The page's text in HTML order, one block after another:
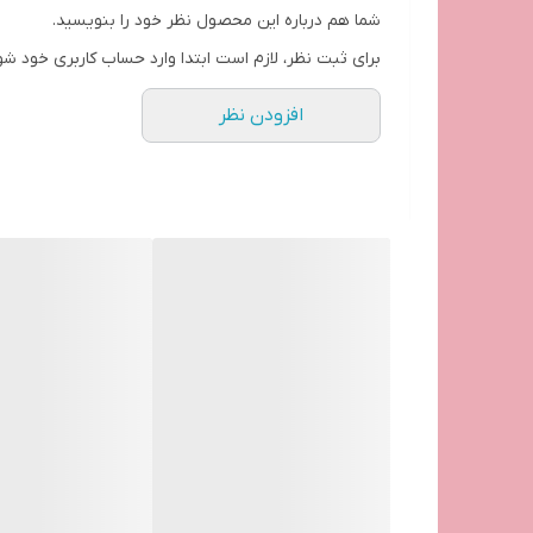
شما هم درباره این محصول نظر خود را بنویسید.
برای ثبت نظر، لازم است ابتدا وارد حساب کاربری خود
افزودن نظر